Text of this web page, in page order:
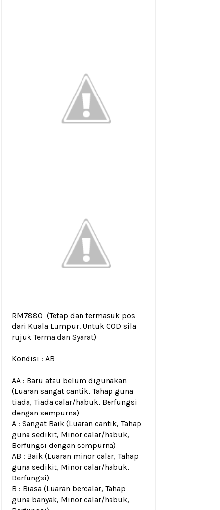
RM7880 (Tetap dan termasuk pos
dari Kuala Lumpur. Untuk COD sila
rujuk Terma dan Syarat)
Kondisi : AB
AA : Baru atau belum digunakan
(Luaran sangat cantik, Tahap guna
tiada, Tiada calar/habuk, Berfungsi
dengan sempurna)
A : Sangat Baik (Luaran cantik, Tahap
guna sedikit, Minor calar/habuk,
Berfungsi dengan sempurna)
AB : Baik (Luaran minor calar, Tahap
guna sedikit, Minor calar/habuk,
Berfungsi)
B : Biasa (Luaran bercalar, Tahap
guna banyak, Minor calar/habuk,